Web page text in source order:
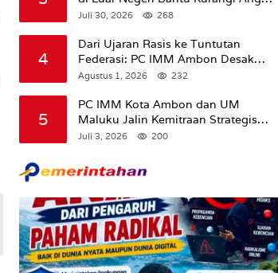
Pengangguran
Juli 30, 2026 268
4
Dari Ujaran Rasis ke Tuntutan
Federasi: PC IMM Ambon Desak
Klarifikasi Presiden dan Imbau
Putih Di Maluku.
Agustus 1, 2026 232
5
PC IMM Kota Ambon dan UM
Maluku Jalin Kemitraan Strategis
untuk Cetak Kader Pencerah Bangsa
Kampus”
Juli 3, 2026 200